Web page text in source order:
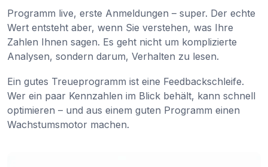
Programm live, erste Anmeldungen – super. Der echte
Wert entsteht aber, wenn Sie verstehen, was Ihre
Zahlen Ihnen sagen. Es geht nicht um komplizierte
Analysen, sondern darum, Verhalten zu lesen.
Ein gutes Treueprogramm ist eine Feedbackschleife.
Wer ein paar Kennzahlen im Blick behält, kann schnell
optimieren – und aus einem guten Programm einen
Wachstumsmotor machen.